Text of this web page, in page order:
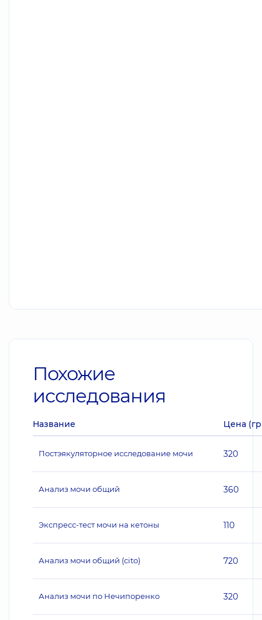
Похожие
исследования
Название Цена
Постэякуляторное исследование мочи 320
Анализ мочи общий 360
Экспресс-тест мочи на кетоны 110
Анализ мочи общий (cito) 720
Анализ мочи по Нечипоренко 320